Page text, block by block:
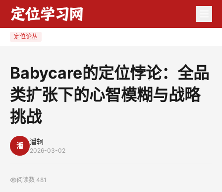
Babycare
论：
定位论丛
Babycare的定位悖论：全品
类扩张下的心智模糊与战略
挑战
潘 潘轲
2026-03-02
阅读数 481